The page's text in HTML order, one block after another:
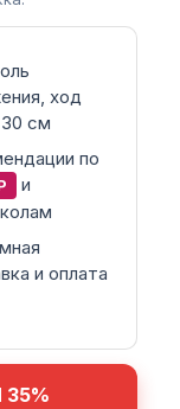
ход
см
по
и
и оплата